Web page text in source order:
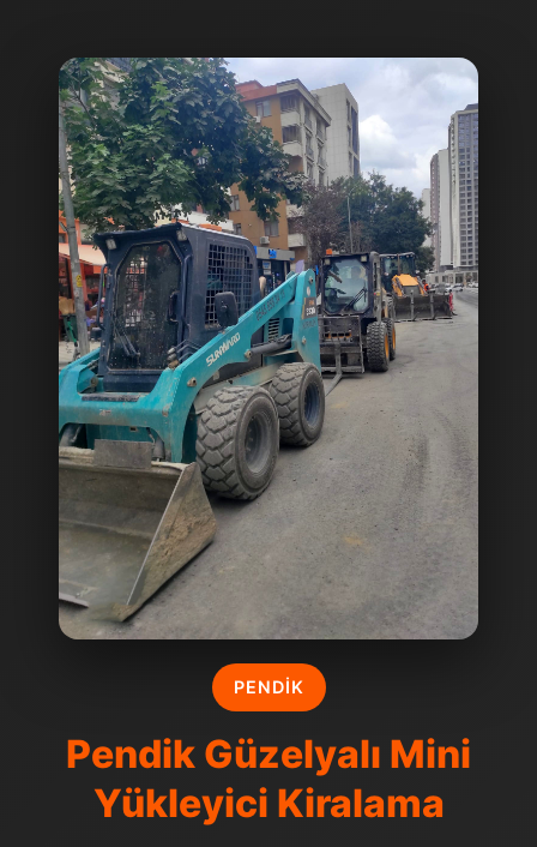
PENDIK
Pendik Güzelyalı Mini
Yükleyici Kiralama